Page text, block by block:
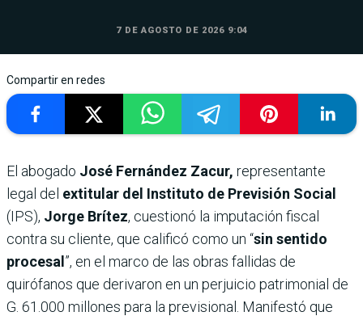
7 DE AGOSTO DE 2026 9:04
Compartir en redes
El abogado José Fernández Zacur, representante
legal del extitular del Instituto de Previsión Social
(IPS), Jorge Brítez, cuestionó la imputación fiscal
contra su cliente, que calificó como un “sin sentido
procesal ”, en el marco de las obras fallidas de
quirófanos que derivaron en un perjuicio patrimonial de
G. 61.000 millones para la previsional. Manifestó que